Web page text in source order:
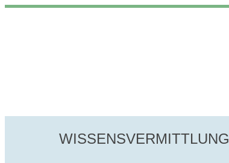
WISSENSVERMITTLUNG